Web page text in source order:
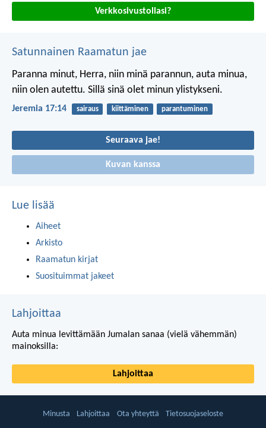
Verkkosivustollasi?
Satunnainen Raamatun jae
Paranna minut, Herra, niin minä parannun, auta minua,
niin olen autettu. Sillä sinä olet minun ylistykseni.
Jeremia 17:14 sairaus kiittäminen parantuminen
Seuraava jae!
Kuvan kanssa
Lue lisää
Aiheet
Arkisto
Raamatun kirjat
Suosituimmat jakeet
Lahjoittaa
Auta minua levittämään Jumalan sanaa (vielä vähemmän)
mainoksilla:
Lahjoittaa
Minusta Lahjoittaa Ota yhteyttä Tietosuojaseloste